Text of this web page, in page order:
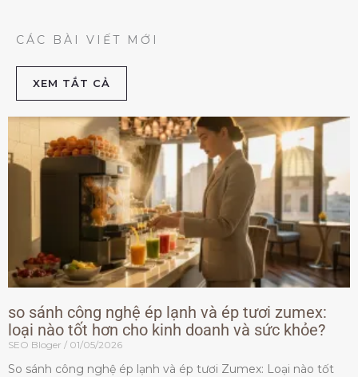
CÁC BÀI VIẾT MỚI
XEM TẮT CẢ
so sánh công nghệ ép lạnh và ép tươi zumex:
loại nào tốt hơn cho kinh doanh và sức khỏe?
SEO Bloger 01/05/2026
So sánh công nghệ ép lạnh và ép tươi Zumex: Loại nào tốt